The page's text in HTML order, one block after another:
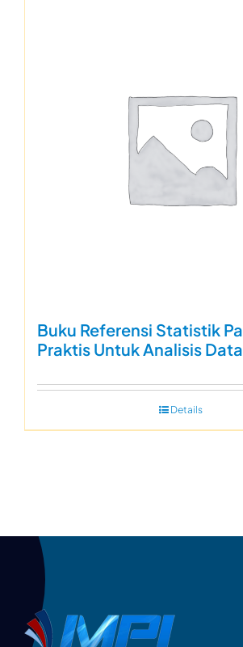
Buku Referensi Statistik
Praktis Untuk Analisis Data
Details